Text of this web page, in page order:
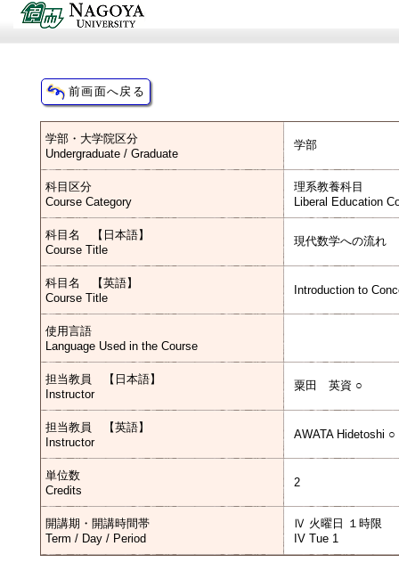
学部・大学院区分
Undergraduate / Graduate
学部
科目区分
Course Category
理系教養科目
Liberal Education
科目名 【日本語】
Course Title
現代数学への流れ
科目名 【英語】
Course Title
Introduction to
使用言語
Language Used in the Course
担当教員 【日本語】
Instructor
粟田 英資 ○
担当教員 【英語】
Instructor
AWATA Hidetoshi ○
単位数
Credits
2
開講期・開講時間帯
Term / Day / Period
Ⅳ 火曜日 １時限
IV Tue 1